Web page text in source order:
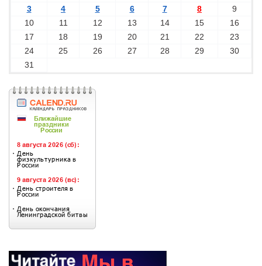
3
4 5 6 7 8
9
10
11 12 13 14 15
16
17
18 19 20 21 22
23
24
25 26 27 28 29
30
31